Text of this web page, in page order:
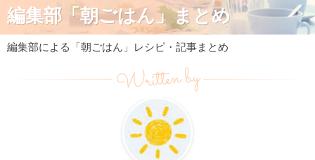
編集部「朝ごはん」まとめ
編集部による「朝ごはん」レシピ・記事まとめ
Written by